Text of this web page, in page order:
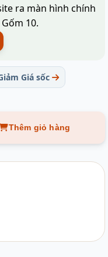
ra màn hình chính
10.
Giá sốc
Thêm giỏ hàng